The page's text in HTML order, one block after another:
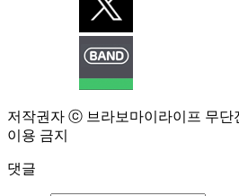
저작권자 ⓒ 브라보마이라이프 무단
이용 금지
댓글